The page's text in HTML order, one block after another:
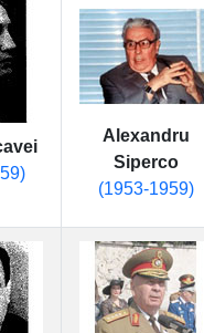
Alexandru
Siperco
(1953-1959)